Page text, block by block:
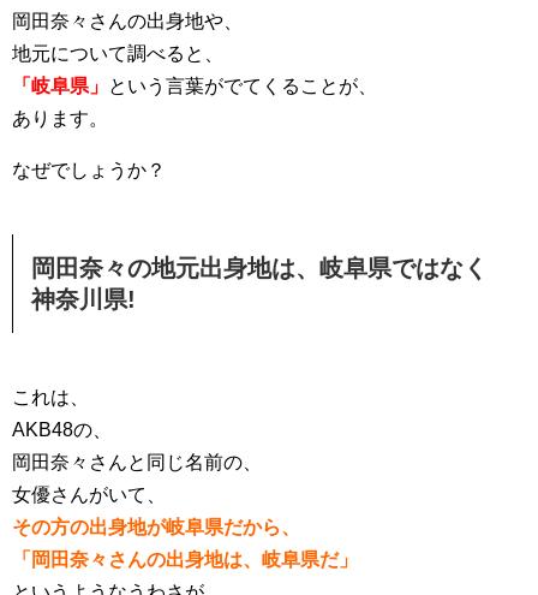
岡田奈々さんの出身地や、
地元について調べると、
「岐阜県」 という言葉がでてくることが、
あります。
なぜでしょうか？
岡田奈々の地元出身地は、岐阜県ではなく
神奈川県!
これは、
AKB48の、
岡田奈々さんと同じ名前の、
女優さんがいて、
その方の出身地が岐阜県だから、
「岡田奈々さんの出身地は、岐阜県だ」